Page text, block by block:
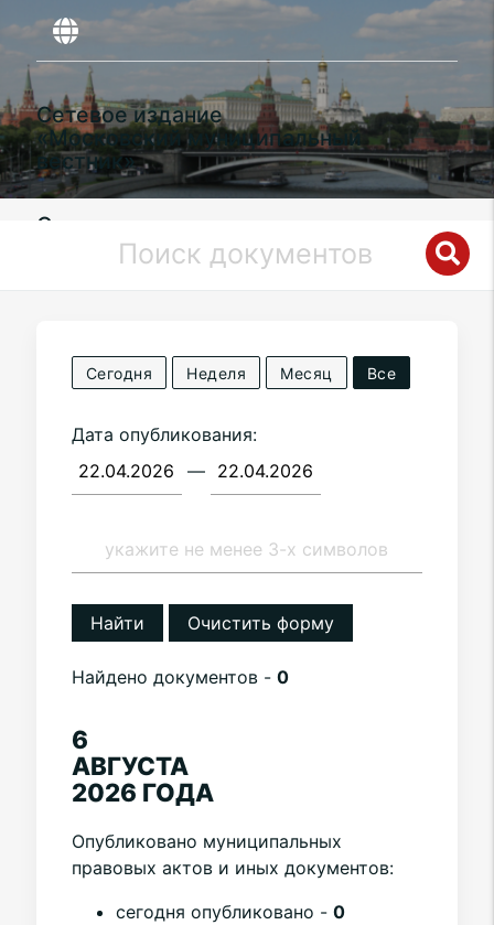
Сетевое издание
«Московский муниципальный
вестник»
Органы местного самоуправления
муниципального округа
Левобережный в городе Москве
Сегодня Неделя Месяц Все
Дата опубликования:
—
Найти Очистить форму
Найдено документов - 0
6
АВГУСТА
2026 ГОДА
Опубликовано муниципальных
правовых актов и иных документов:
cегодня опубликовано - 0